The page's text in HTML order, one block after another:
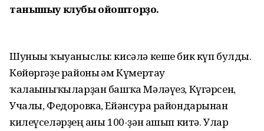
танышыу клубы ойошторҙо.
Шуныһы ҡыуаныслы: кисәлә кеше бик күп булды.
Көйөргәҙе районы һәм Күмертау
ҡалаһыныҡыларҙан башҡа Мәләүез, Күгәрсен,
Учалы, Федоровка, Ейәнсура райондарынан
килеүселәрҙең һаны 100-ҙән ашып китә. Улар